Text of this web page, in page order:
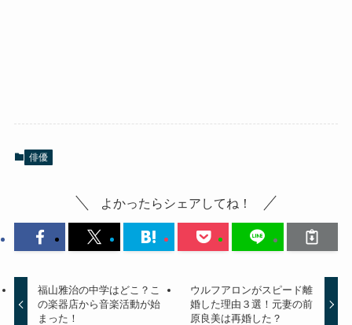
俳優
よかったらシェアしてね！
福山雅治の中学はどこ？こ
の楽器店から音楽活動が始
まった！
ウルフアロンがスピード離
婚した理由３選！元妻の前
原良美は再婚した？